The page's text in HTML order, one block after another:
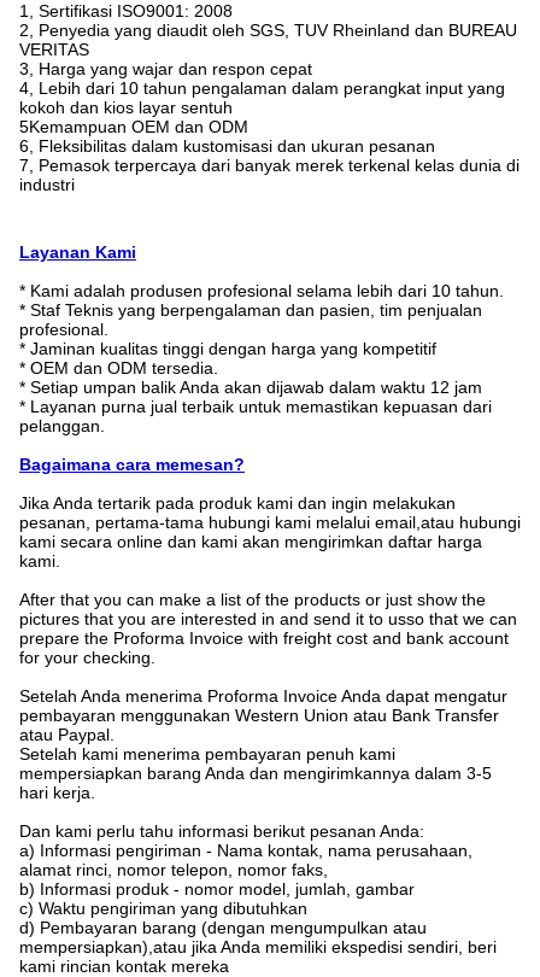
1, Sertifikasi ISO9001: 2008
2, Penyedia yang diaudit oleh SGS, TUV Rheinland dan BUREAU
VERITAS
3, Harga yang wajar dan respon cepat
4, Lebih dari 10 tahun pengalaman dalam perangkat input yang
kokoh dan kios layar sentuh
5Kemampuan OEM dan ODM
6, Fleksibilitas dalam kustomisasi dan ukuran pesanan
7, Pemasok terpercaya dari banyak merek terkenal kelas dunia di
industri
Layanan Kami
* Kami adalah produsen profesional selama lebih dari 10 tahun.
* Staf Teknis yang berpengalaman dan pasien, tim penjualan
profesional.
* Jaminan kualitas tinggi dengan harga yang kompetitif
* OEM dan ODM tersedia.
* Setiap umpan balik Anda akan dijawab dalam waktu 12 jam
* Layanan purna jual terbaik untuk memastikan kepuasan dari
pelanggan.
Bagaimana cara memesan?
Jika Anda tertarik pada produk kami dan ingin melakukan
pesanan, pertama-tama hubungi kami melalui email,atau hubungi
kami secara online dan kami akan mengirimkan daftar harga
kami.
After that you can make a list of the products or just show the
pictures that you are interested in and send it to usso that we can
prepare the Proforma Invoice with freight cost and bank account
for your checking.
Setelah Anda menerima Proforma Invoice Anda dapat mengatur
pembayaran menggunakan Western Union atau Bank Transfer
atau Paypal.
Setelah kami menerima pembayaran penuh kami
mempersiapkan barang Anda dan mengirimkannya dalam 3-5
hari kerja.
Dan kami perlu tahu informasi berikut pesanan Anda:
a) Informasi pengiriman - Nama kontak, nama perusahaan,
alamat rinci, nomor telepon, nomor faks,
b) Informasi produk - nomor model, jumlah, gambar
c) Waktu pengiriman yang dibutuhkan
d) Pembayaran barang (dengan mengumpulkan atau
mempersiapkan),atau jika Anda memiliki ekspedisi sendiri, beri
kami rincian kontak mereka